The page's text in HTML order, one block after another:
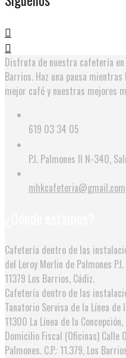
Disfruta de nuestra cafetería en
Barrios. Haz una pausa
mejor café y nuestras mejores
619 03 34 05
P.I. Palmones II N-340,
mhkcafeteria@gmail.com
Cafetería dentro de las
del Leroy Merlin de Palmones
11379 Los Barrios, Cádiz.
Cafetería dentro de las
Tanatorio Servisa de la Línea de
11300 La Línea de la Concepción,
Domicilio Fiscal (Oficinas) Calle
Palmones. C.P.: 11.379, Los